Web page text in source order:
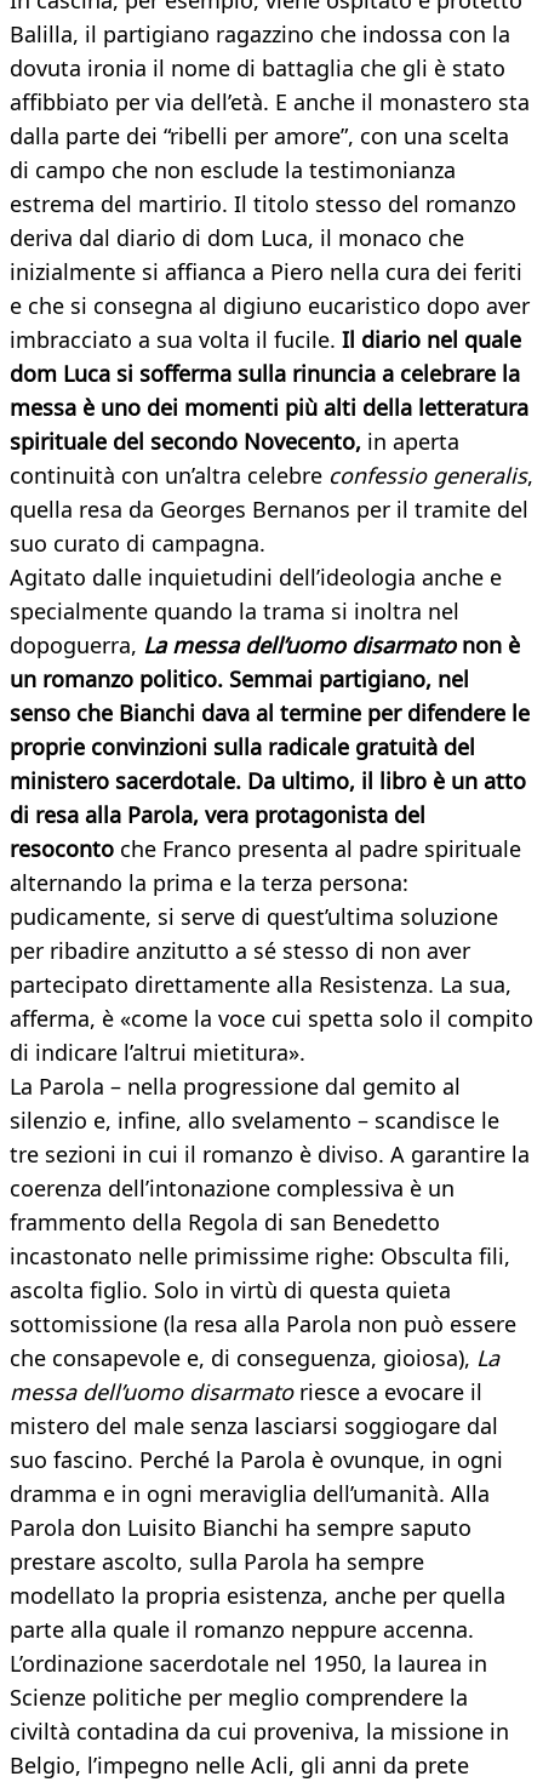
Balilla, il partigiano ragazzino che indossa con la
dovuta ironia il nome di battaglia che gli è stato
affibbiato per via dell’età. E anche il monastero sta
dalla parte dei “ribelli per amore”, con una scelta
di campo che non esclude la testimonianza
estrema del martirio. Il titolo stesso del romanzo
deriva dal diario di dom Luca, il monaco che
inizialmente si affianca a Piero nella cura dei feriti
e che si consegna al digiuno eucaristico dopo aver
imbracciato a sua volta il fucile. Il diario nel quale
dom Luca si sofferma sulla rinuncia a celebrare la
messa è uno dei momenti più alti della letteratura
spirituale del secondo Novecento, in aperta
continuità con un’altra celebre confessio generalis,
quella resa da Georges Bernanos per il tramite del
suo curato di campagna.
Agitato dalle inquietudini dell’ideologia anche e
specialmente quando la trama si inoltra nel
dopoguerra, La messa dell’uomo disarmatonon è
un romanzo politico. Semmai partigiano, nel
senso che Bianchi dava al termine per difendere le
proprie convinzioni sulla radicale gratuità del
ministero sacerdotale. Da ultimo, il libro è un atto
di resa alla Parola, vera protagonista del
resoconto che Franco presenta al padre spirituale
alternando la prima e la terza persona:
pudicamente, si serve di quest’ultima soluzione
per ribadire anzitutto a sé stesso di non aver
partecipato direttamente alla Resistenza. La sua,
afferma, è «come la voce cui spetta solo il compito
di indicare l’altrui mietitura».
La Parola – nella progressione dal gemito al
silenzio e, infine, allo svelamento – scandisce le
tre sezioni in cui il romanzo è diviso. A garantire la
coerenza dell’intonazione complessiva è un
frammento della Regola di san Benedetto
incastonato nelle primissime righe: Obsculta fili,
ascolta figlio. Solo in virtù di questa quieta
sottomissione (la resa alla Parola non può essere
che consapevole e, di conseguenza, gioiosa), La
messa dell’uomo disarmatoriesce a evocare il
mistero del male senza lasciarsi soggiogare dal
suo fascino. Perché la Parola è ovunque, in ogni
dramma e in ogni meraviglia dell’umanità. Alla
Parola don Luisito Bianchi ha sempre saputo
prestare ascolto, sulla Parola ha sempre
modellato la propria esistenza, anche per quella
parte alla quale il romanzo neppure accenna.
L’ordinazione sacerdotale nel 1950, la laurea in
Scienze politiche per meglio comprendere la
civiltà contadina da cui proveniva, la missione in
Belgio, l’impegno nelle Acli, gli anni da prete